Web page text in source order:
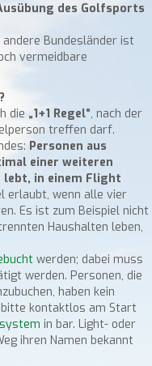
des Golfsports
andere Bundesländer ist
vermeidbare
die „1+1 Regel“, nach der
treffen darf.
Personen aus
einer weiteren
lebt, in einem Flight
erlaubt, wenn alle vier
Es ist zum Beispiel nicht
Haushalten leben,
werden; dabei muss
werden. Personen, die
haben kein
bitte kontaktlos am Start
in bar. Light- oder
ihren Namen bekannt